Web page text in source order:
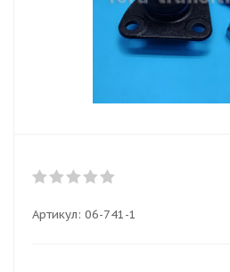
Артикул: 06-741-1